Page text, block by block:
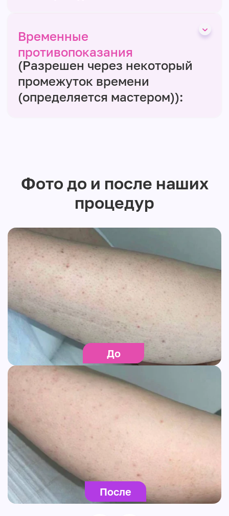
Временные
противопоказания
(Разрешен через некоторый
промежуток времени
(определяется мастером)):
Фото до и после наших
процедур
До
После